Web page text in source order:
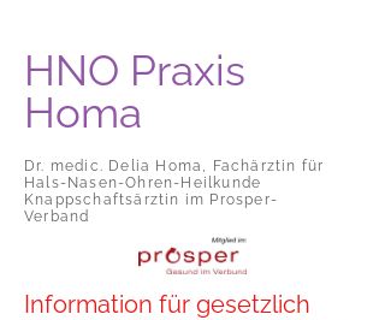
HNO Praxis
Homa
Dr. medic. Delia Homa, Fachärztin für
Hals-Nasen-Ohren-Heilkunde
Knappschaftsärztin im Prosper-
Verband
Information für gesetzlich